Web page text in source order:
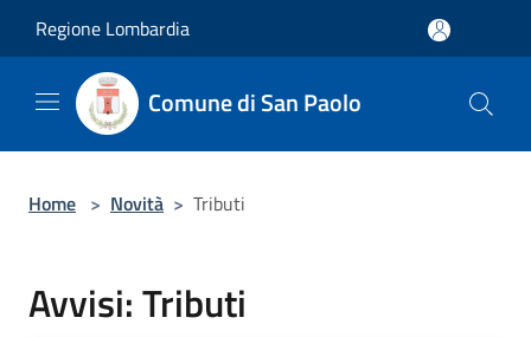
Regione Lombardia
Comune di San Paolo
Home > Novità > Tributi
Avvisi: Tributi